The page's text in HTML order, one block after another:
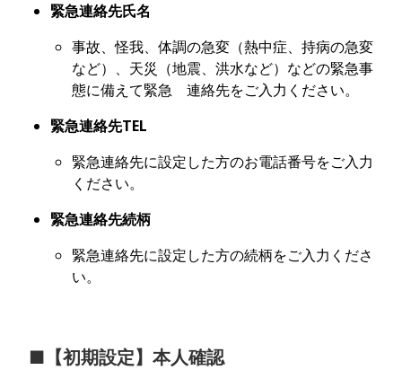
緊急連絡先氏名
事故、怪我、体調の急変（熱中症、持病の急変
など）、天災（地震、洪水など）などの緊急事
態に備えて緊急 連絡先をご入力ください。
緊急連絡先TEL
緊急連絡先に設定した方のお電話番号をご入力
ください。
緊急連絡先続柄
緊急連絡先に設定した方の続柄をご入力くださ
い。
■【初期設定】本人確認